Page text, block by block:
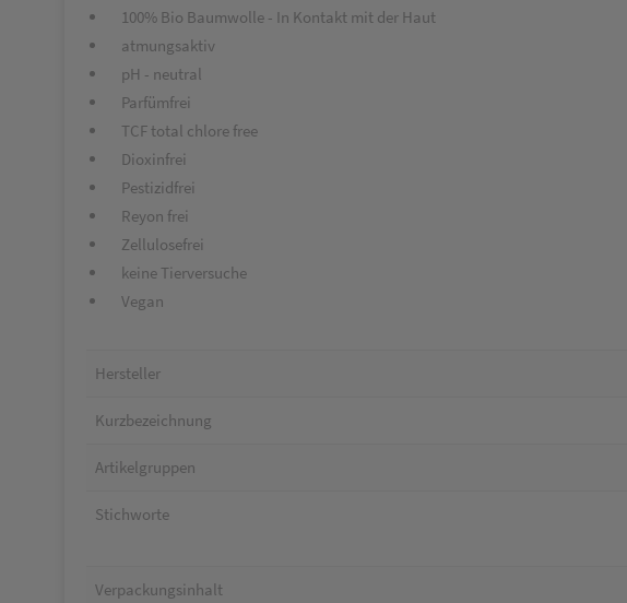
100% Bio Baumwolle - In Kontakt mit der Haut
atmungsaktiv
pH - neutral
Parfümfrei
TCF total chlore free
Dioxinfrei
Pestizidfrei
Reyon frei
Zellulosefrei
keine Tierversuche
Vegan
Hersteller
Kurzbezeichnung
Artikelgruppen
Stichworte
Verpackungsinhalt